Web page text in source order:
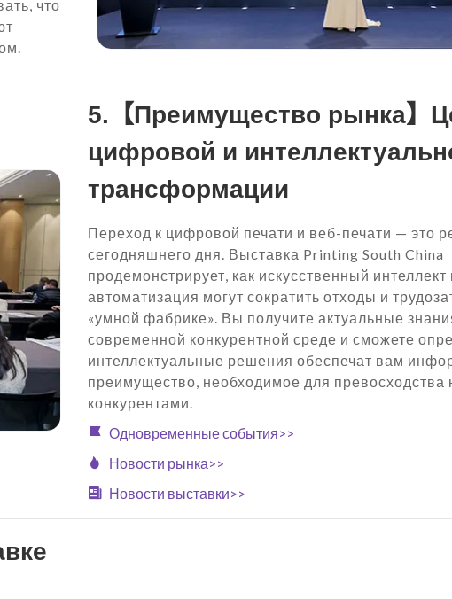
что
5.【Преимущество рынка】
цифровой и
трансформации
Переход к цифровой печати и веб-печати — это
сегодняшнего дня. Выставка Printing South China
продемонстрирует, как искусственный интеллект
автоматизация могут сократить отходы и
«умной фабрике». Вы получите актуальные
современной конкурентной среде и сможете
интеллектуальные решения обеспечат вам
преимущество, необходимое для превосходства
конкурентами.
Одновременные события>>
Новости рынка>>
Новости выставки>>